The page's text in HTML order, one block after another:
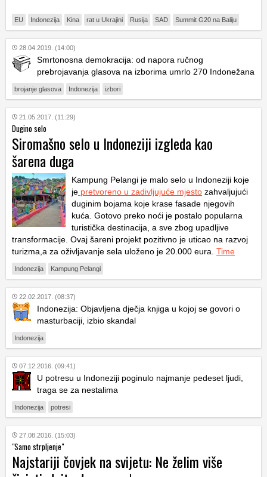
EU Indonezija Kina rat u Ukrajini Rusija SAD Summit G20 na Baliju
28.04.2019. (14:00)
Smrtonosna demokracija: od napora ručnog
prebrojavanja glasova na izborima umrlo 270 Indonežana
brojanje glasova Indonezija izbori
21.05.2017. (11:29)
Dugino selo
Siromašno selo u Indoneziji izgleda kao
šarena duga
Kampung Pelangi je malo selo u Indoneziji koje
je pretvoreno u zadivljujuće mjesto zahvaljujući
duginim bojama koje krase fasade njegovih
kuća. Gotovo preko noći je postalo popularna
turistička destinacija, a sve zbog upadljive
transformacije. Ovaj šareni projekt pozitivno je uticao na razvoj
turizma,a za oživljavanje sela uloženo je 20.000 eura. Time
Indonezija Kampung Pelangi
22.02.2017. (08:37)
Indonezija: Objavljena dječja knjiga u kojoj se govori o
masturbaciji, izbio skandal
Indonezija
07.12.2016. (09:41)
U potresu u Indoneziji poginulo najmanje pedeset ljudi,
traga se za nestalima
Indonezija potresi
27.08.2016. (15:03)
"Samo strpljenje"
Najstariji čovjek na svijetu: Ne želim više